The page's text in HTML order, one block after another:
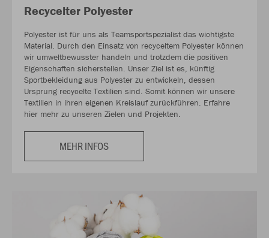
Recycelter Polyester
Polyester ist für uns als Teamsportspezialist das wichtigste
Material. Durch den Einsatz von recyceltem Polyester können
wir umweltbewusster handeln und trotzdem die positiven
Eigenschaften sicherstellen. Unser Ziel ist es, künftig
Sportbekleidung aus Polyester zu entwickeln, dessen
Ursprung recycelte Textilien sind. Somit können wir unsere
Textilien in ihren eigenen Kreislauf zurückführen. Erfahre
hier mehr zu unseren Zielen und Projekten.
MEHR INFOS